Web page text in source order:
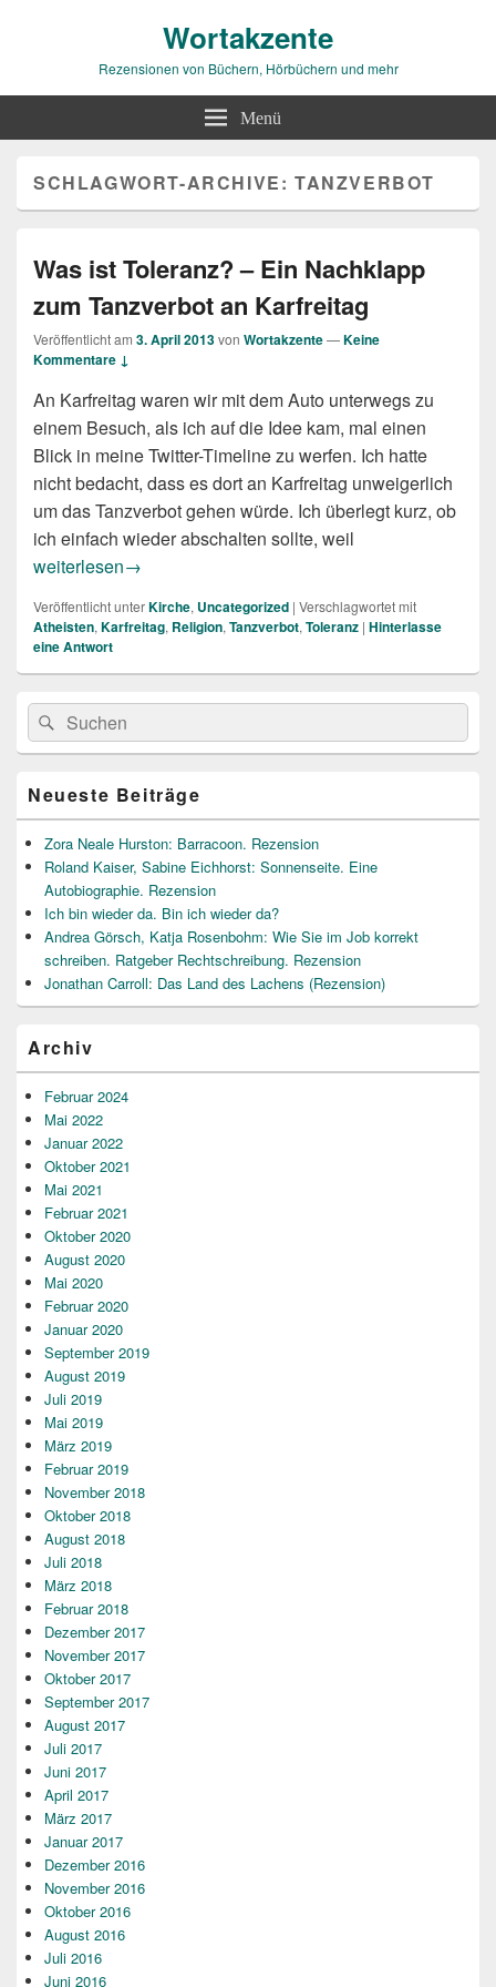
Wortakzente
Rezensionen von Büchern, Hörbüchern und mehr
Menü
SCHLAGWORT-ARCHIVE:TANZVERBOT
Was ist Toleranz? – Ein Nachklapp
zum Tanzverbot an Karfreitag
Veröffentlicht am 3. April 2013von Wortakzente—Keine
Kommentare ↓
An Karfreitag waren wir mit dem Auto unterwegs zu
einem Besuch, als ich auf die Idee kam, mal einen
Blick in meine Twitter-Timeline zu werfen. Ich hatte
nicht bedacht, dass es dort an Karfreitag unweigerlich
um das Tanzverbot gehen würde. Ich überlegt kurz, ob
ich einfach wieder abschalten sollte, weil
Was ist Toleranz? – Ein Nachklapp zum Tanzverbot an
weiterlesen→
Veröffentlicht unterKirche, Uncategorized | Verschlagwortet mit
Atheisten, Karfreitag, Religion, Tanzverbot, Toleranz | Hinterlasse
eine Antwort
Primärer
Seitenleisten
Widget-
Bereich
Suche
nach:
Suchen
Neueste Beiträge
Zora Neale Hurston: Barracoon. Rezension
Roland Kaiser, Sabine Eichhorst: Sonnenseite. Eine
Autobiographie. Rezension
Ich bin wieder da. Bin ich wieder da?
Andrea Görsch, Katja Rosenbohm: Wie Sie im Job korrekt
schreiben. Ratgeber Rechtschreibung. Rezension
Jonathan Carroll: Das Land des Lachens (Rezension)
Archiv
Februar 2024
Mai 2022
Januar 2022
Oktober 2021
Mai 2021
Februar 2021
Oktober 2020
August 2020
Mai 2020
Februar 2020
Januar 2020
September 2019
August 2019
Juli 2019
Mai 2019
März 2019
Februar 2019
November 2018
Oktober 2018
August 2018
Juli 2018
März 2018
Februar 2018
Dezember 2017
November 2017
Oktober 2017
September 2017
August 2017
Juli 2017
Juni 2017
April 2017
März 2017
Januar 2017
Dezember 2016
November 2016
Oktober 2016
August 2016
Juli 2016
Juni 2016